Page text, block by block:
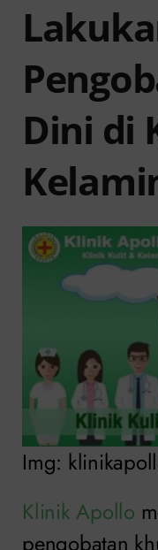
Dini di
Img:
Klinik Apollo
pengobatan